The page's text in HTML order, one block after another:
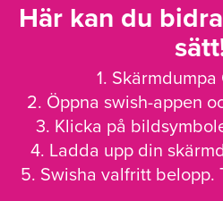
Här kan du
1. Skärmdumpa
2. Öppna swish-appen
3. Klicka på
4. Ladda upp din
5. Swisha valfritt